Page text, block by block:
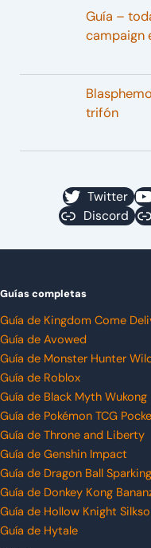
Guía –
campaign
trifón
Twitter
Discord
Guías completas
Guía de Kingdom Come
Guía de Avowed
Guía de Monster Hunter
Guía de Roblox
Guía de Black Myth Wukong
Guía de Pokémon TCG
Guía de Throne and Liberty
Guía de Genshin Impact
Guía de Dragon Ball
Guía de Donkey Kong
Guía de Hollow Knight
Guía de Hytale